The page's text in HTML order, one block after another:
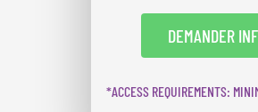
DEMANDER
*ACCESS REQUIREMENTS: